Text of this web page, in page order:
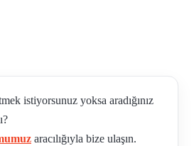
istiyorsunuz yoksa aradığınız
aracılığıyla bize ulaşın.